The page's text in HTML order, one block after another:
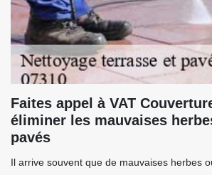
Faites appel à VAT
éliminer les mauvaises
pavés
Il arrive souvent que de mauvaises herbes